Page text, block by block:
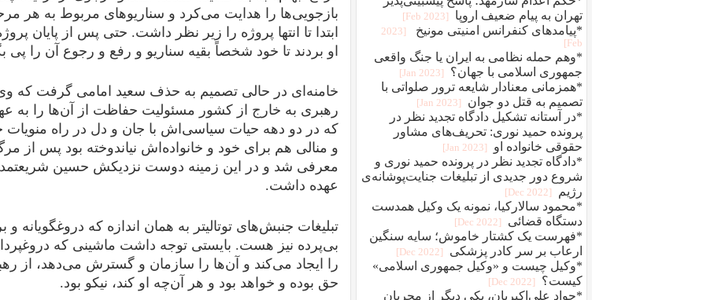
بازجویی‌ها را هدایت می‌کرد و سناریوهای مربوط به هر
ابتدا تا انتها پروژه را زیر نظر داشت. حتی پس از پایان
او بردند تا خود شخصاً بقیه سناریو و رفع و رجوع آن را پی
خامنه‌ای در حالی تصمیم به حذف سعید امامی گرفت که
رهبری به خارج از کشور مسئولیت حفاظت از آن‌ها را به
که در دو دهه حیات سیاسی‌اش با جان و دل در راه منویات
و منالی هم برای خود و خانواده‌اش نیاندوخته بود پس از
معرفی شد و در این زمینه دوست نزدیکش حسین
عهده داشت.
تبلیغات جنبش‌های توتالیتر به همان اندازه که
بی‌پرده نیز هست. بایستی توجه داشت ماشینی که
را ایجاد می‌کند و آن‌ها را سازمان و گسترش می‌دهد، از
حق بوده و خواهد بود و هر آن‌چه او کند، نیکو بود.
تهران به پیام ضعیف اروپا
[2023 Feb]
*پیامدهای کنفرانس امنیتی مونیخ
[2023
Feb]
*وهم حمله نظامی به ایران یا جنگ واقعی
جمهوری اسلامی با جهان؟
[2023 Jan]
*همزمانی معنادار شایعه ترور صلواتی با
تصمیم به قتل دو جوان
[2023 Jan]
*در آستانه تشکیل دادگاه تجدید نظر در
پرونده حمید نوری: تحریف‌های مشاور
حقوقی خانواده او
[2023 Jan]
*دادگاه تجدید نظر در پرونده حمید نوری و
شروع دور جدیدی از تبلیغات جنایت‌پوشانه‌ی
رژیم
[2022 Dec]
*محمود سالارکیا، نمونه یک وکیل همدست
دستگاه قضائی
[2022 Dec]
*فهرست یک کشتار خاموش؛ سایه سنگین
ارعاب بر سر کادر پزشکی
[2022 Dec]
*وکیل چیست و «وکیل جمهوری اسلامی»
کیست؟
[2022 Dec]
*جواد علی‌اکبریان، یکی دیگر از مجریان